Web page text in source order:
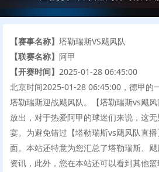
【赛事名称】 塔勒瑞斯VS飓风队
【联赛名称】 阿甲
【开赛时间】 2025-01-28 06:45:00
北京时间2025-01-28 06:45:00，德甲
塔勒瑞斯迎战飓风队。【塔勒瑞斯vs飓
放出，对于热爱阿甲的球迷们来说，这
宴。为避免错过【塔勒瑞斯vs飓风队直
面。本站还特意为您汇总了塔勒瑞斯、
资讯，此外，您在本站还可以看到其他篮